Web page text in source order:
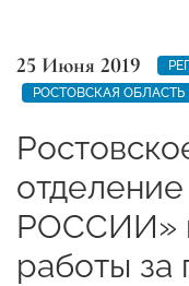
25 Июня 2019
РОСТОВСКАЯ ОБЛАСТЬ
РОССИИ»
работы за